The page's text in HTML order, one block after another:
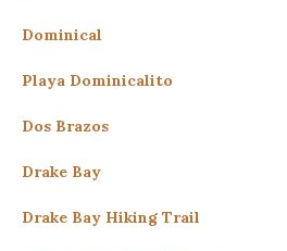
Dominical
Playa Dominicalito
Dos Brazos
Drake Bay
Drake Bay Hiking Trail